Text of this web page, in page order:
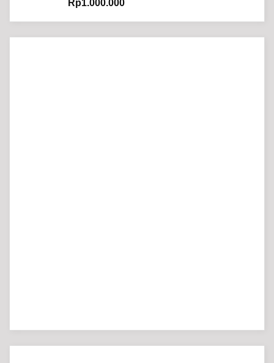
Rp1.000.000